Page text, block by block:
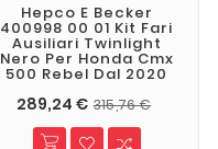
Hepco E Becker
400998 00 01 Kit Fari
Ausiliari Twinlight
Nero Per Honda Cmx
500 Rebel Dal 2020
289,24 € 315,76 €